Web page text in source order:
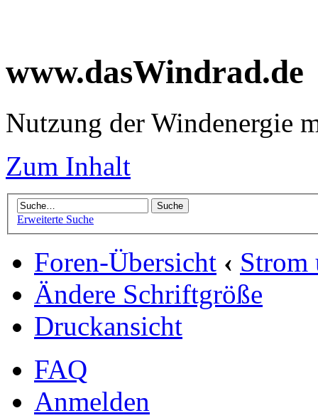
www.dasWindrad.de
Nutzung der Windenergie
Zum Inhalt
Erweiterte Suche
Foren-Übersicht ‹ Strom
Ändere Schriftgröße
Druckansicht
FAQ
Anmelden